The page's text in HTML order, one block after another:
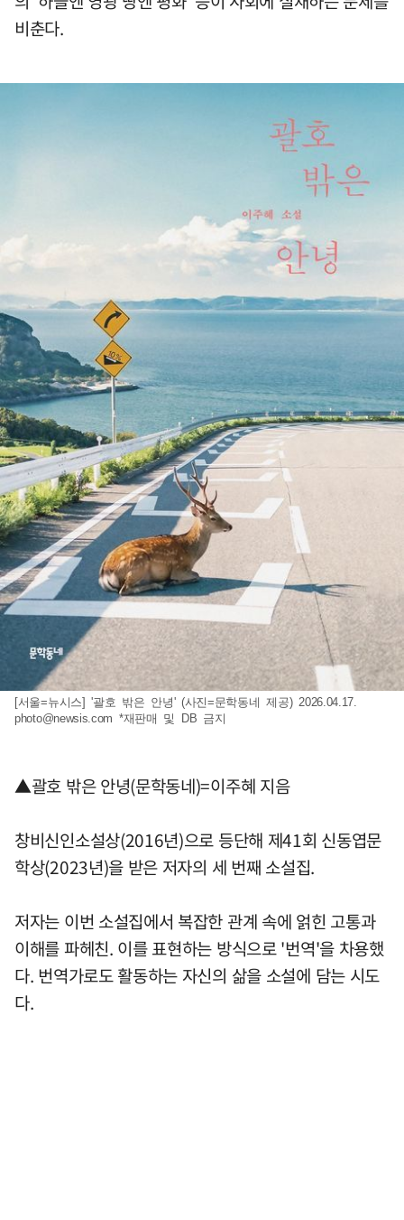
비춘다.
[서울=뉴시스] '괄호 밖은 안녕' (사진=문학동네 제공) 2026.04.17.
photo@newsis.com *재판매 및 DB 금지
▲괄호 밖은 안녕(문학동네)=이주혜 지음
창비신인소설상(2016년)으로 등단해 제41회 신동엽문
학상(2023년)을 받은 저자의 세 번째 소설집.
저자는 이번 소설집에서 복잡한 관계 속에 얽힌 고통과
이해를 파헤친. 이를 표현하는 방식으로 '번역'을 차용했
다. 번역가로도 활동하는 자신의 삶을 소설에 담는 시도
다.